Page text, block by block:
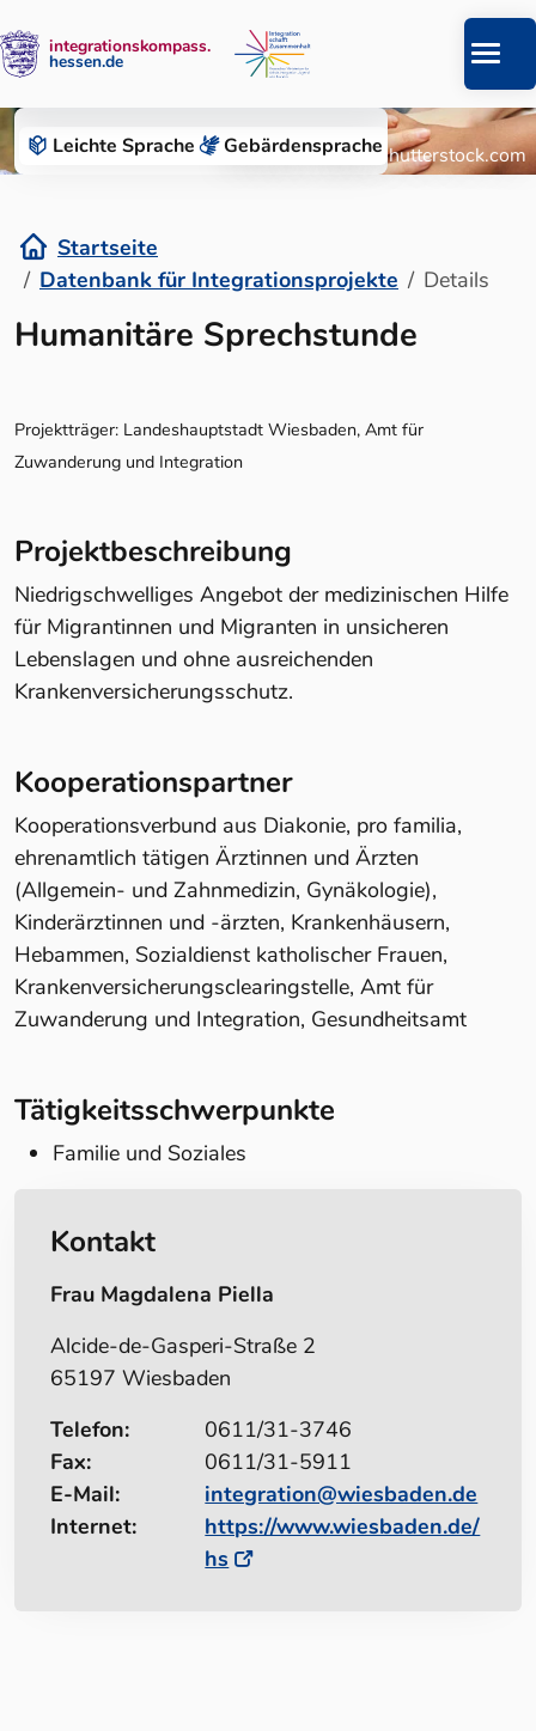
Leichte Sprache Gebärden­sprache
Zum Inhalt springen
integrationskompass.
hessen.de
Datenbank für Integrationsprojekte
© Roman Chazov/Shutterstock.com
Startseite
Datenbank für Integrationsprojekte
Details
Details
Humanitäre Sprechstunde
Projektträger: Landeshauptstadt Wiesbaden, Amt für
Zuwanderung und Integration
Projektbeschreibung
Niedrigschwelliges Angebot der medizinischen Hilfe
für Migrantinnen und Migranten in unsicheren
Lebenslagen und ohne ausreichenden
Krankenversicherungsschutz.
Kooperationspartner
Kooperationsverbund aus Diakonie, pro familia,
ehrenamtlich tätigen Ärztinnen und Ärzten
(Allgemein- und Zahnmedizin, Gynäkologie),
Kinderärztinnen und -ärzten, Krankenhäusern,
Hebammen, Sozialdienst katholischer Frauen,
Krankenversicherungsclearingstelle, Amt für
Zuwanderung und Integration, Gesundheitsamt
Tätigkeitsschwerpunkte
Familie und Soziales
Kontakt
Frau Magdalena Piella
Alcide-de-Gasperi-Straße 2
65197 Wiesbaden
Telefon:
0611/31-3746
Fax:
0611/31-5911
E-Mail:
integration@wiesbaden.de
Internet:
https://www.wiesbaden.de/
hs